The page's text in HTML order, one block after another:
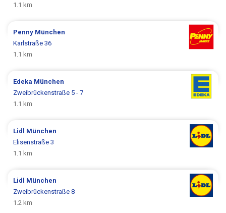
1.1 km
Penny München
Karlstraße 36
1.1 km
Edeka München
Zweibrückenstraße 5 - 7
1.1 km
Lidl München
Elisenstraße 3
1.1 km
Lidl München
Zweibrückenstraße 8
1.2 km